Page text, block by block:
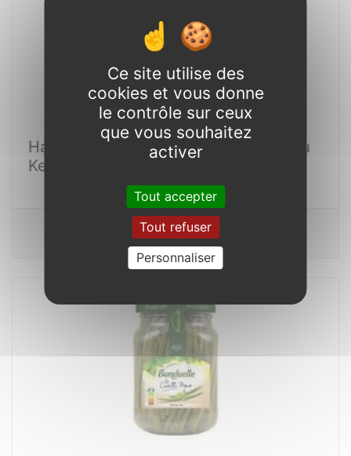
Haricot vert ébouté 500gr Sénegal ou
Kenya/Rwanda
Consulter
Ce site utilise des
cookies et vous donne
le contrôle sur ceux
que vous souhaitez
activer
Tout accepter
Tout refuser
Personnaliser